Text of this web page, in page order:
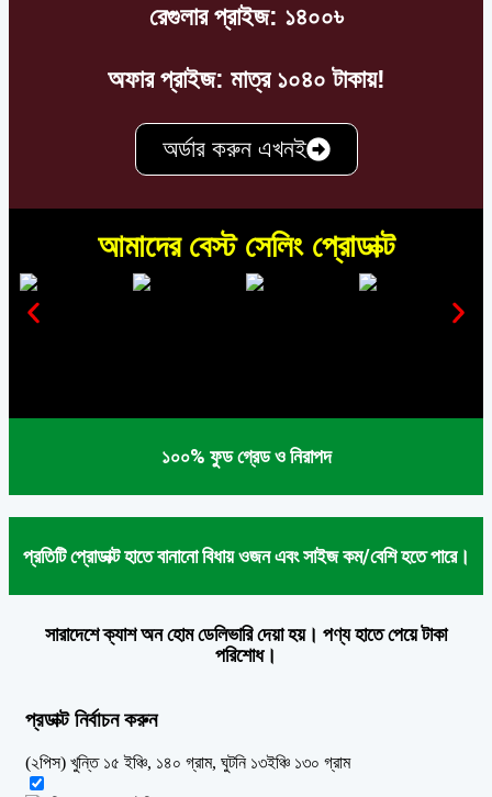
রেগুলার প্রাইজ: ১৪০০৳
অফার প্রাইজ: মাত্র ১০৪০ টাকায়!
অর্ডার করুন এখনই
আমাদের বেস্ট সেলিং প্রোডাক্ট
১০০% ফুড গ্রেড ও নিরাপদ
প্রতিটি প্রোডাক্ট হাতে বানানো বিধায় ওজন এবং সাইজ কম/বেশি হতে পারে।
সারাদেশে ক্যাশ অন হোম ডেলিভারি দেয়া হয়। পণ্য হাতে পেয়ে টাকা
পরিশোধ।
প্রডাক্ট নির্বাচন করুন
(২পিস) খুন্তি ১৫ ইঞ্চি, ১৪০ গ্রাম, ঘুটনি ১৩ইঞ্চি ১৩০ গ্রাম